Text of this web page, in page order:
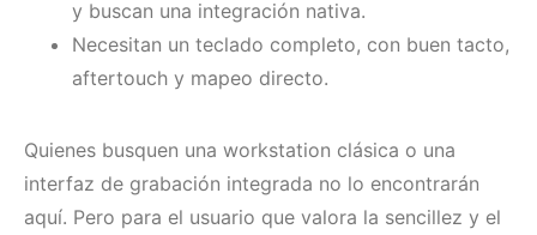
y buscan una integración nativa.
Necesitan un teclado completo, con buen tacto,
aftertouch y mapeo directo.
Quienes busquen una workstation clásica o una
interfaz de grabación integrada no lo encontrarán
aquí. Pero para el usuario que valora la sencillez y el